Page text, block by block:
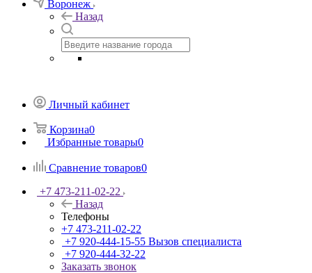
Воронеж
Назад
Личный кабинет
Корзина0
Избранные товары0
Сравнение товаров0
+7 473-211-02-22
Назад
Телефоны
+7 473-211-02-22
+7 920-444-15-55 Вызов специалиста
+7 920-444-32-22
Заказать звонок